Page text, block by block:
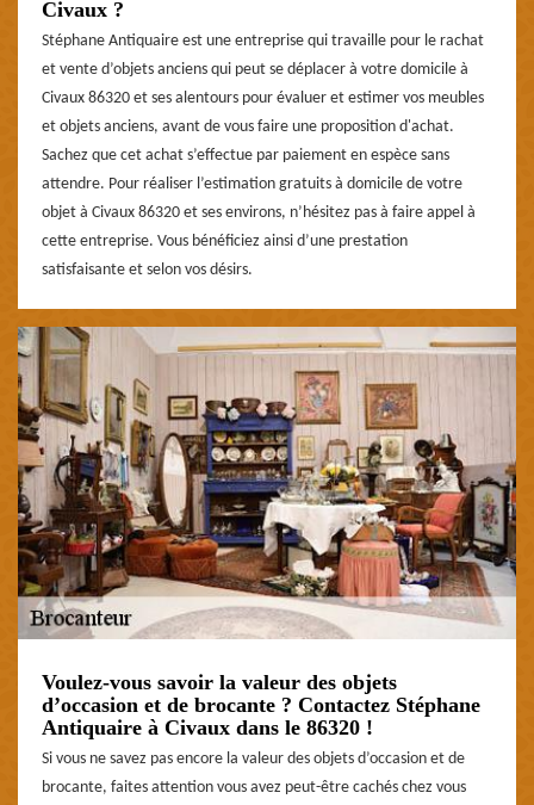
Civaux ?
Stéphane Antiquaire est une entreprise qui travaille pour le rachat
et vente d’objets anciens qui peut se déplacer à votre domicile à
Civaux 86320 et ses alentours pour évaluer et estimer vos meubles
et objets anciens, avant de vous faire une proposition d'achat.
Sachez que cet achat s’effectue par paiement en espèce sans
attendre. Pour réaliser l’estimation gratuits à domicile de votre
objet à Civaux 86320 et ses environs, n’hésitez pas à faire appel à
cette entreprise. Vous bénéficiez ainsi d’une prestation
satisfaisante et selon vos désirs.
Voulez-vous savoir la valeur des objets
d’occasion et de brocante ? Contactez Stéphane
Antiquaire à Civaux dans le 86320 !
Si vous ne savez pas encore la valeur des objets d’occasion et de
brocante, faites attention vous avez peut-être cachés chez vous